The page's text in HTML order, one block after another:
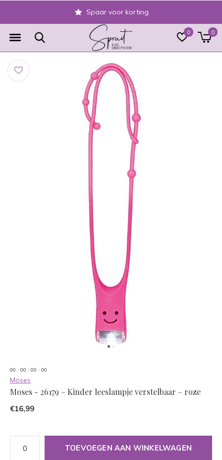
0 0
Spaar voor korting
00 : 00 : 00 : 00
Moses
Moses - 26179 – Kinder leeslampje verstelbaar – roze
€16,99
TOEVOEGEN AAN WINKELWAGEN